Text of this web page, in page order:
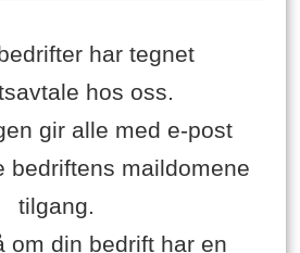
har tegnet
hos oss.
gir alle med e-post
bedriftens maildomene
tilgang.
om din bedrift har en